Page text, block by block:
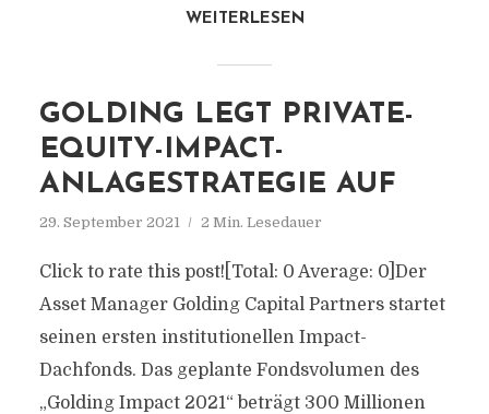
WEITERLESEN
GOLDING LEGT PRIVATE-
EQUITY-IMPACT-
ANLAGESTRATEGIE AUF
29. September 2021 2 Min. Lesedauer
Click to rate this post![Total: 0 Average: 0]Der
Asset Manager Golding Capital Partners startet
seinen ersten institutionellen Impact-
Dachfonds. Das geplante Fondsvolumen des
„Golding Impact 2021“ beträgt 300 Millionen